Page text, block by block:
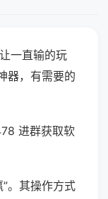
一直输的玩
器，有需要的
进群获取软
。其操作方式